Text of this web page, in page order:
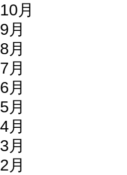
10月
9月
8月
7月
6月
5月
4月
3月
2月